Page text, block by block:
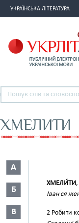
УКРАЇНСЬКА ЛІТЕРАТУРА
ХМЕЛИТИ
А
Б
В
ХМЕЛИ́ТИ
Іван ся
2 Робити